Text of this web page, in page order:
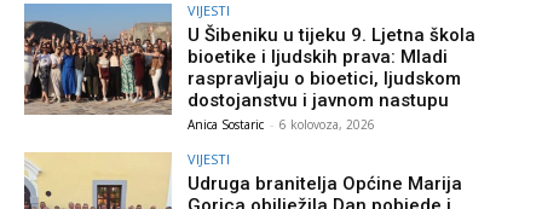
VIJESTI
U Šibeniku u tijeku 9. Ljetna škola
bioetike i ljudskih prava: Mladi
raspravljaju o bioetici, ljudskom
dostojanstvu i javnom nastupu
Anica Sostaric - 6 kolovoza, 2026
VIJESTI
Udruga branitelja Općine Marija